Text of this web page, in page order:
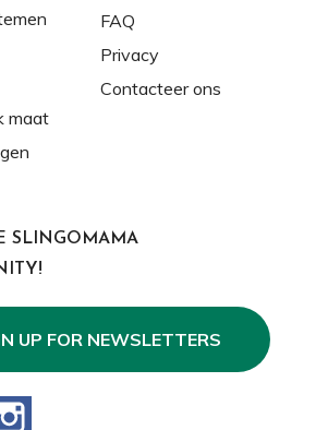
maat
FAQ
Privacy
Contacteer ons
SLINGOMAMA
UP FOR NEWSLETTERS